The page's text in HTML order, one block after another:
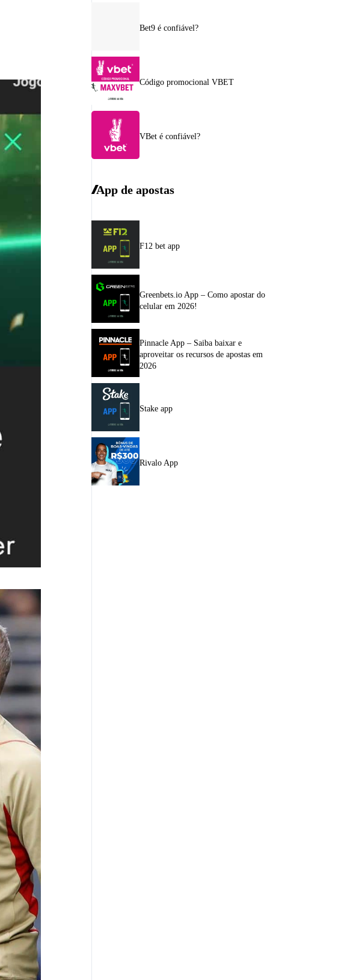
Bet9 é confiável?
Código promocional VBET
VBet é confiável?
App de apostas
F12 bet app
Greenbets.io App – Como apostar do
celular em 2026!
Pinnacle App – Saiba baixar e
aproveitar os recursos de apostas em
2026
Stake app
Rivalo App